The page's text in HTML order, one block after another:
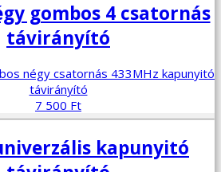
gombos 4 csatornás
távirányító
7 500 Ft
kapunyitó